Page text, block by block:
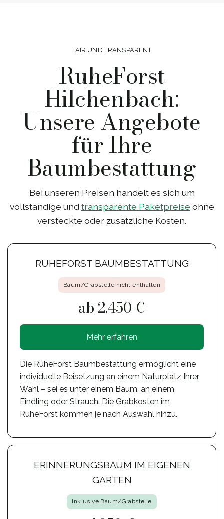
FAIR UND TRANSPARENT
RuheForst
Hilchenbach:
Unsere Angebote
für Ihre
Baumbestattung
Bei unseren Preisen handelt es sich um
vollständige und transparente Paketpreise ohne
versteckte oder zusätzliche Kosten.
RUHEFORST BAUMBESTATTUNG
Baum/Grabstelle nicht enthalten
ab 2.450 €
Mehr erfahren
Die RuheForst Baumbestattung ermöglicht eine
individuelle Beisetzung an einem Naturplatz Ihrer
Wahl – sei es unter einem Baum, an einem
Findling oder Strauch. Die Grabkosten im
RuheForst kommen je nach Auswahl hinzu.
ERINNERUNGSBAUM IM EIGENEN
GARTEN
Inklusive Baum/Grabstelle